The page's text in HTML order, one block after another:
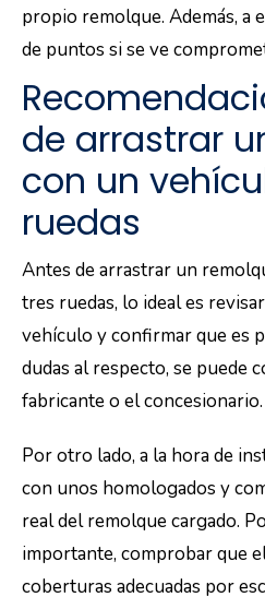
propio remolque. Además, a
de puntos si se ve
de arrastrar
con un
ruedas
Antes de arrastrar un
tres ruedas, lo ideal es
vehículo y confirmar que es
dudas al respecto, se puede
fabricante o el concesionario.
Por otro lado, a la hora de
con unos homologados y
real del remolque cargado.
importante, comprobar que
coberturas adecuadas por